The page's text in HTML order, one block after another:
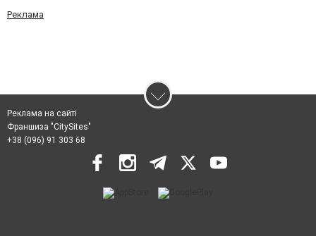
Реклама
Реклама на сайті
Франшиза "CitySites"
+38 (096) 91 303 68